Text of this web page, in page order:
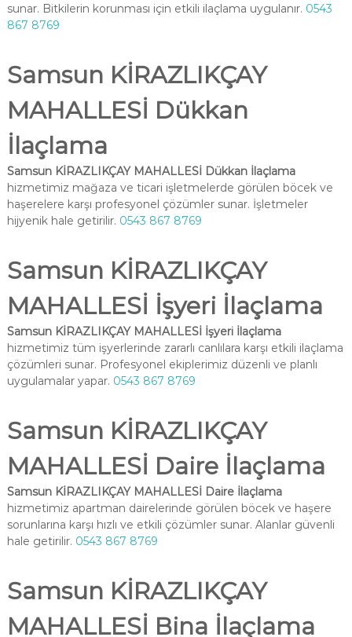
sunar. Bitkilerin korunması için etkili ilaçlama uygulanır. 0543
867 8769
Samsun KİRAZLIKÇAY
MAHALLESİ Dükkan
İlaçlama
Samsun KİRAZLIKÇAY MAHALLESİ Dükkan İlaçlama
hizmetimiz mağaza ve ticari işletmelerde görülen böcek ve
haşerelere karşı profesyonel çözümler sunar. İşletmeler
hijyenik hale getirilir. 0543 867 8769
Samsun KİRAZLIKÇAY
MAHALLESİ İşyeri İlaçlama
Samsun KİRAZLIKÇAY MAHALLESİ İşyeri İlaçlama
hizmetimiz tüm işyerlerinde zararlı canlılara karşı etkili ilaçlama
çözümleri sunar. Profesyonel ekiplerimiz düzenli ve planlı
uygulamalar yapar. 0543 867 8769
Samsun KİRAZLIKÇAY
MAHALLESİ Daire İlaçlama
Samsun KİRAZLIKÇAY MAHALLESİ Daire İlaçlama
hizmetimiz apartman dairelerinde görülen böcek ve haşere
sorunlarına karşı hızlı ve etkili çözümler sunar. Alanlar güvenli
hale getirilir. 0543 867 8769
Samsun KİRAZLIKÇAY
MAHALLESİ Bina İlaçlama